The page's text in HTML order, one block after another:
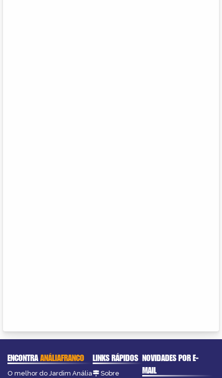
ENCONTRAANÁLIAFRANCO
O melhor do Jardim Anália
LINKS RÁPIDOS
Sobre
NOVIDADES POR E-
MAIL